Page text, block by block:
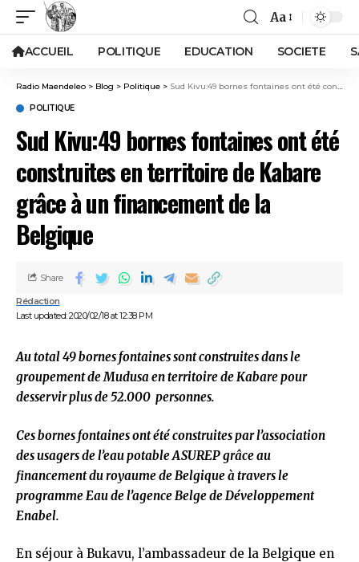
Aa
ACCUEIL POLITIQUE EDUCATION SOCIETE
Radio Maendeleo > Blog > Politique > Sud Kivu:49 bornes fontaines ont été construites en territoire de Kabare grâce à un financement de la Belgique
POLITIQUE
Sud Kivu:49 bornes fontaines ont été
construites en territoire de Kabare
grâce à un financement de la
Belgique
Last updated: 2020/02/18 at 12:38 PM
Rédaction
Share
Au total 49 bornes fontaines sont construites dans le
groupement de Mudusa en territoire de Kabare pour
desservir plus de 52.000 personnes.
Ces bornes fontaines ont été construites par l’association
des usagers de l’eau potable ASUREP grâce au
financement du royaume de Belgique à travers le
programme Eau de l’agence Belge de Développement
Enabel.
En séjour à Bukavu, l’ambassadeur de la Belgique en